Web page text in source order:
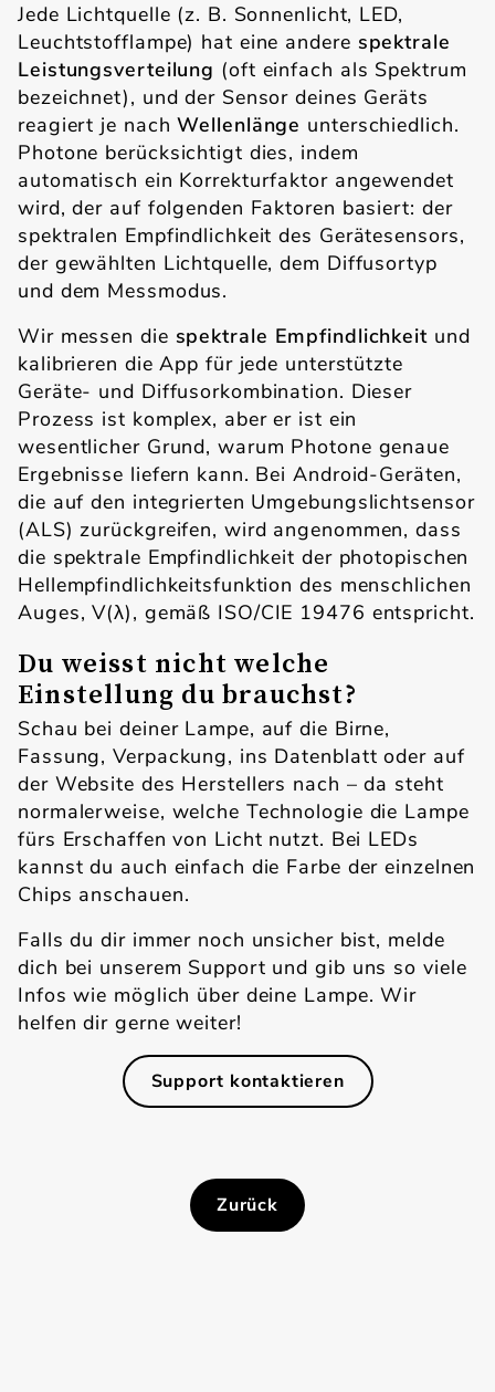
Jede Lichtquelle (z. B. Sonnenlicht, LED,
Leuchtstofflampe) hat eine andere spektrale
Leistungsverteilung (oft einfach als Spektrum
bezeichnet), und der Sensor deines Geräts
reagiert je nachWellenlänge unterschiedlich.
Photone berücksichtigt dies, indem
automatisch ein Korrekturfaktor angewendet
wird, der auf folgenden Faktoren basiert: der
spektralen Empfindlichkeit des Gerätesensors,
der gewählten Lichtquelle, dem Diffusortyp
und dem Messmodus.
Wir messen die spektrale Empfindlichkeit und
kalibrieren die App für jede unterstützte
Geräte- und Diffusorkombination. Dieser
Prozess ist komplex, aber er ist ein
wesentlicher Grund, warum Photone genaue
Ergebnisse liefern kann. Bei Android-Geräten,
die auf den integrierten Umgebungslichtsensor
(ALS) zurückgreifen, wird angenommen, dass
die spektrale Empfindlichkeit der photopischen
Hellempfindlichkeitsfunktion des menschlichen
Auges, V(λ), gemäß ISO/CIE 19476 entspricht.
Du weisst nicht welche
Einstellung du brauchst?
Schau bei deiner Lampe, auf die Birne,
Fassung, Verpackung, ins Datenblatt oder auf
der Website des Herstellers nach – da steht
normalerweise, welche Technologie die Lampe
fürs Erschaffen von Licht nutzt. Bei LEDs
kannst du auch einfach die Farbe der einzelnen
Chips anschauen.
Falls du dir immer noch unsicher bist, melde
dich bei unserem Support und gib uns so viele
Infos wie möglich über deine Lampe. Wir
helfen dir gerne weiter!
Support kontaktieren
Zurück